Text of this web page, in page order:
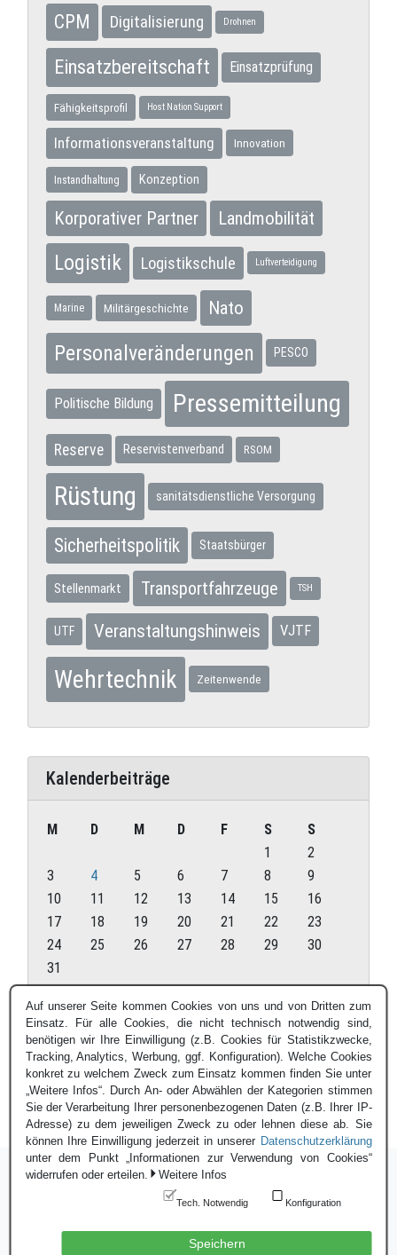
CPM Digitalisierung Drohnen
Einsatzbereitschaft Einsatzprüfung
Fähigkeitsprofil Host Nation Support
Informationsveranstaltung Innovation
Instandhaltung Konzeption
Korporativer Partner Landmobilität
Logistik Logistikschule Luftverteidigung
Marine Militärgeschichte Nato
Personalveränderungen PESCO
Politische Bildung Pressemitteilung
Reserve Reservistenverband RSOM
Rüstung sanitätsdienstliche Versorgung
Sicherheitspolitik Staatsbürger
Stellenmarkt Transportfahrzeuge TSH
UTF Veranstaltungshinweis VJTF
Wehrtechnik Zeitenwende
Kalenderbeiträge
August 2026
M D M D F S
S
1
2
3
4 5 6 7 8
9
10
11 12 13 14 15
16
17
18 19 20 21 22
23
24
25 26 27 28 29
30
31
« Juli
© Blauer Bund e.V. - 2026
Auf unserer Seite kommen Cookies von uns und von Dritten zum
Einsatz. Für alle Cookies, die nicht technisch notwendig sind,
benötigen wir Ihre Einwilligung (z.B. Cookies für Statistikzwecke,
Tracking, Analytics, Werbung, ggf. Konfiguration). Welche Cookies
konkret zu welchem Zweck zum Einsatz kommen finden Sie unter
„Weitere Infos“. Durch An- oder Abwählen der Kategorien stimmen
Sie der Verarbeitung Ihrer personenbezogenen Daten (z.B. Ihrer IP-
Adresse) zu dem jeweiligen Zweck zu oder lehnen diese ab. Sie
können Ihre Einwilligung jederzeit in unserer Datenschutzerklärung
unter dem Punkt „Informationen zur Verwendung von Cookies“
widerrufen oder erteilen.
Weitere Infos
Tech. Notwendig Konfiguration
Speichern